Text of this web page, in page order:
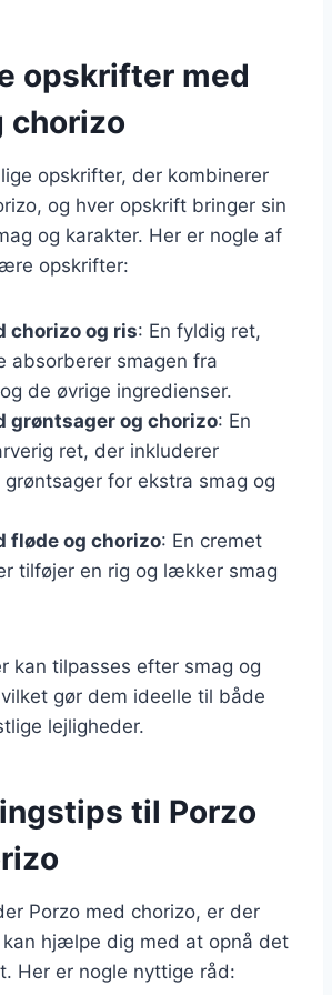
opskrifter med
chorizo
opskrifter, der kombinerer
og hver opskrift bringer sin
og karakter. Her er nogle af
opskrifter:
chorizo og ris: En fyldig ret,
absorberer smagen fra
de øvrige ingredienser.
grøntsager og chorizo: En
ret, der inkluderer
for ekstra smag og
fløde og chorizo: En cremet
tilføjer en rig og lækker smag
kan tilpasses efter smag og
gør dem ideelle til både
lejligheder.
til Porzo
Porzo med chorizo, er der
hjælpe dig med at opnå det
Her er nogle nyttige råd: